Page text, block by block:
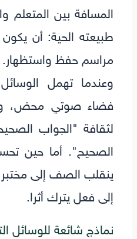
المسافة بين المتعلم
طبيعته الحية: أن
مراسم حفظ واستظهار.
وعندما تهمل
فضاء صوتي محض،
لثقافة "الجواب
الصحيح". أما حين
ينقلب الصف إلى
إلى فعل يترك أثرا.
نماذج شائعة للوسائل